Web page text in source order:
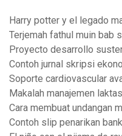
Harry potter y el legado
Terjemah fathul muin bab
Proyecto desarrollo
Contoh jurnal skripsi
Soporte cardiovascular
Makalah manajemen
Cara membuat undangan
Contoh slip penarikan